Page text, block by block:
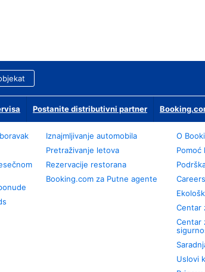
Postanite distributivni partner
Iznajmljivanje automobila
Pretraživanje letova
Rezervacije restorana
Booking.com za Putne agente
О
Pomoć
Careers
Centar
Centar
Uslovi